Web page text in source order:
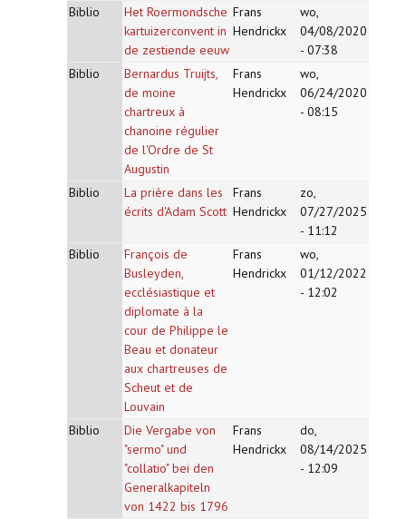
Biblio
Het Roermondsche
kartuizerconvent in
de zestiende eeuw
Frans
Hendrickx
wo,
04/08/2020
- 07:38
Biblio
Bernardus Truijts,
de moine
chartreux à
chanoine régulier
de l'Ordre de St
Augustin
Frans
Hendrickx
wo,
06/24/2020
- 08:15
Biblio
La prière dans les
écrits d'Adam Scott
Frans
Hendrickx
zo,
07/27/2025
- 11:12
Biblio
François de
Busleyden,
ecclésiastique et
diplomate à la
cour de Philippe le
Beau et donateur
aux chartreuses de
Scheut et de
Louvain
Frans
Hendrickx
wo,
01/12/2022
- 12:02
Biblio
Die Vergabe von
"sermo" und
"collatio" bei den
Generalkapiteln
von 1422 bis 1796
Frans
Hendrickx
do,
08/14/2025
- 12:09